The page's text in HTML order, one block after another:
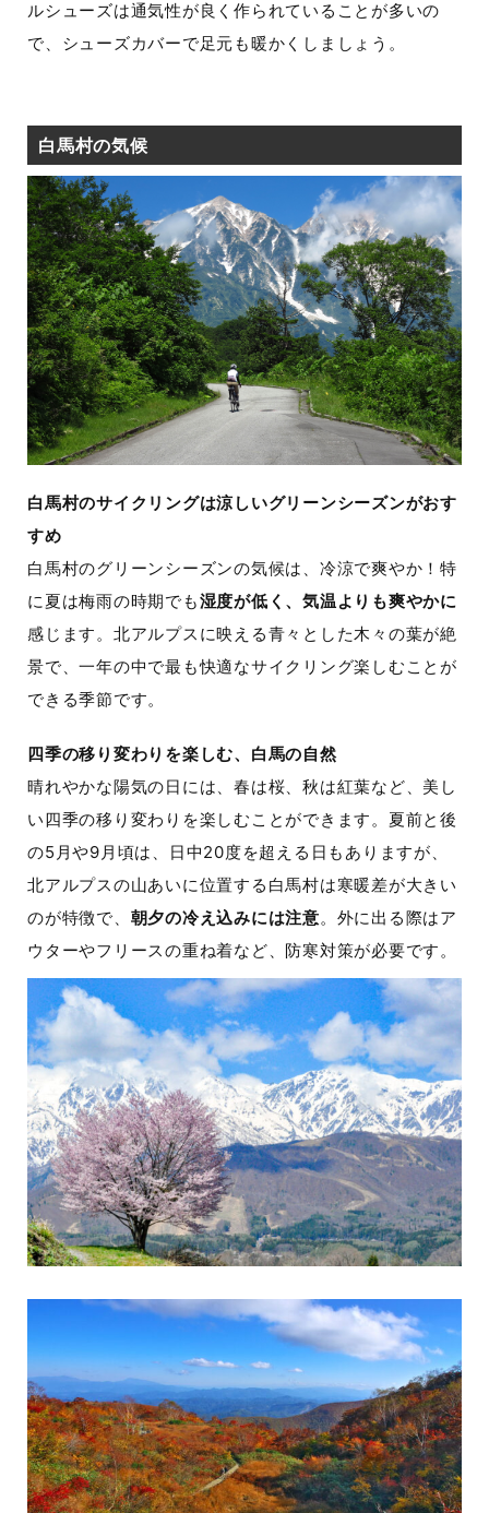
ルシューズは通気性が良く作られていることが多いの
で、シューズカバーで足元も暖かくしましょう。
白馬村の気候
白馬村のサイクリングは涼しいグリーンシーズンがおす
すめ
白馬村のグリーンシーズンの気候は、冷涼で爽やか！特
に夏は梅雨の時期でも湿度が低く、気温よりも爽やかに
感じます。北アルプスに映える青々とした木々の葉が絶
景で、一年の中で最も快適なサイクリング楽しむことが
できる季節です。
四季の移り変わりを楽しむ、白馬の自然
晴れやかな陽気の日には、春は桜、秋は紅葉など、美し
い四季の移り変わりを楽しむことができます。夏前と後
の5月や9月頃は、日中20度を超える日もありますが、
北アルプスの山あいに位置する白馬村は寒暖差が大きい
のが特徴で、 朝夕の冷え込みには注意。外に出る際はア
ウターやフリースの重ね着など、防寒対策が必要です。